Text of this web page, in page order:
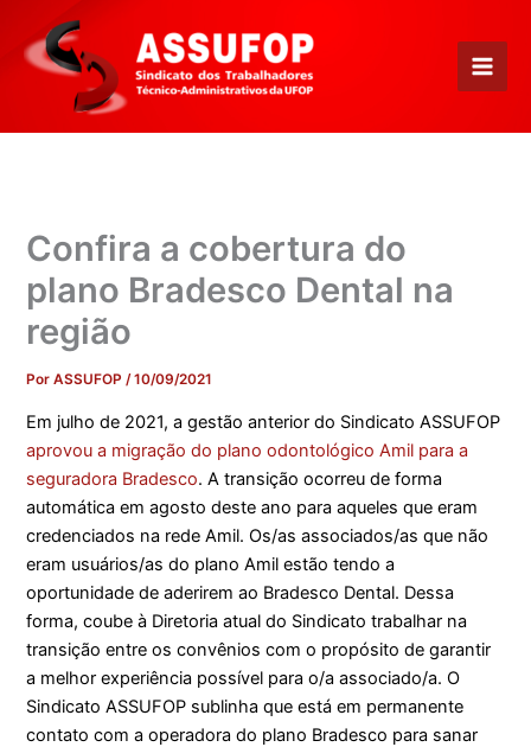
para
conteúdo
Confira a cobertura do
plano Bradesco Dental na
região
PorASSUFOP/10/09/2021
Em julho de 2021, a gestão anterior do Sindicato ASSUFOP
aprovou a migração do plano odontológico Amil para a
seguradora Bradesco. A transição ocorreu de forma
automática em agosto deste ano para aqueles que eram
credenciados na rede Amil. Os/as associados/as que não
eram usuários/as do plano Amil estão tendo a
oportunidade de aderirem ao Bradesco Dental. Dessa
forma, coube à Diretoria atual do Sindicato trabalhar na
transição entre os convênios com o propósito de garantir
a melhor experiência possível para o/a associado/a. O
Sindicato ASSUFOP sublinha que está em permanente
contato com a operadora do plano Bradesco para sanar